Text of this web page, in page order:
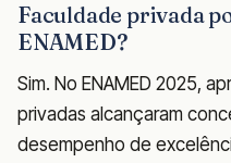
Faculdade privada
ENAMED?
Sim. No ENAMED 2025,
privadas alcançaram
desempenho de